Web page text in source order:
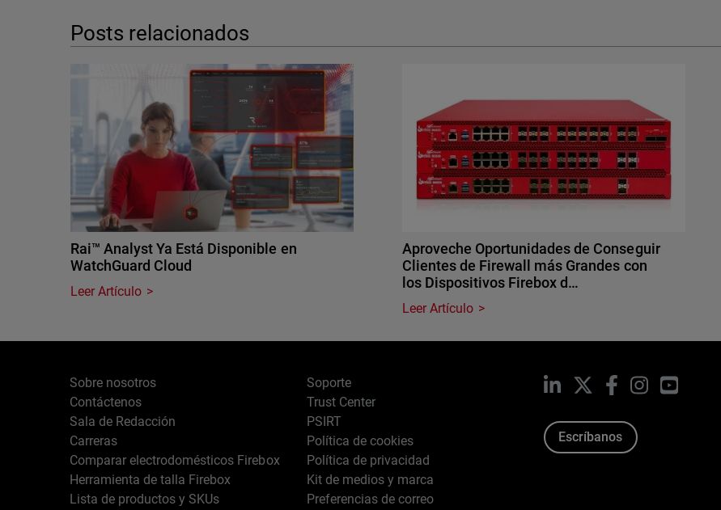
Posts relacionados
Rai™ Analyst Ya Está Disponible en
WatchGuard Cloud
Leer Artículo
Aproveche Oportunidades de Conseguir
Clientes de Firewall más Grandes con
los Dispositivos Firebox d…
Leer Artículo
Sobre nosotros
Contáctenos
Sala de Redacción
Carreras
Comparar electrodomésticos Firebox
Herramienta de talla Firebox
Lista de productos y SKUs
Soporte
Trust Center
PSIRT
Política de cookies
Política de privacidad
Kit de medios y marca
Preferencias de correo
LinkedIn Facebook
InstagramYouTube
Escríbanos